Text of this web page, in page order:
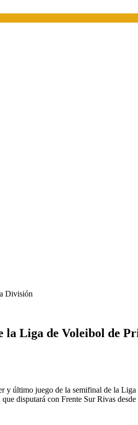
División
la Liga de Voleibol de
y último juego de la semifinal de la
disputará con Frente Sur Rivas